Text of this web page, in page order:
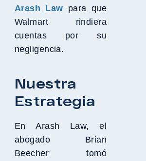
Arash Law para que
Walmart rindiera
cuentas por su
negligencia.
Nuestra
Estrategia
En Arash Law, el
abogado Brian
Beecher tomó